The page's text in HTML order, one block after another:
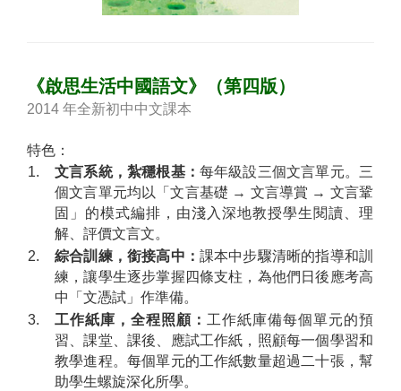
《啟思生活中國語文》（第四版）
2014 年全新初中中文課本
特色：
1.
文言系統，紮穩根基： 每年級設三個文言單元。三
個文言單元均以「文言基礎 → 文言導賞 → 文言鞏
固」的模式編排，由淺入深地教授學生閱讀、理
解、評價文言文。
2.
綜合訓練，銜接高中： 課本中步驟清晰的指導和訓
練，讓學生逐步掌握四條支柱，為他們日後應考高
中「文憑試」作準備。
3.
工作紙庫，全程照顧： 工作紙庫備每個單元的預
習、課堂、課後、應試工作紙，照顧每一個學習和
教學進程。每個單元的工作紙數量超過二十張，幫
助學生螺旋深化所學。